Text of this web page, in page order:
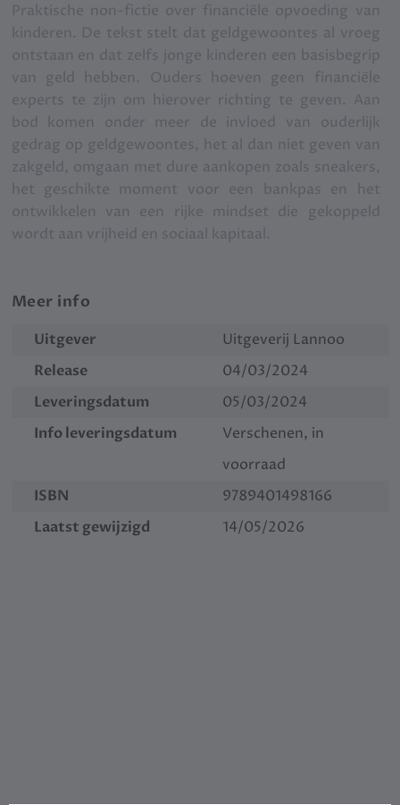
Praktische non-fictie over financiële opvoeding van
kinderen. De tekst stelt dat geldgewoontes al vroeg
ontstaan en dat zelfs jonge kinderen een basisbegrip
van geld hebben. Ouders hoeven geen financiële
experts te zijn om hierover richting te geven. Aan
bod komen onder meer de invloed van ouderlijk
gedrag op geldgewoontes, het al dan niet geven van
zakgeld, omgaan met dure aankopen zoals sneakers,
het geschikte moment voor een bankpas en het
ontwikkelen van een rijke mindset die gekoppeld
wordt aan vrijheid en sociaal kapitaal.
Meer info
Uitgever
Uitgeverij Lannoo
Release
04/03/2024
Leveringsdatum
05/03/2024
Info leveringsdatum
Verschenen, in
voorraad
ISBN
9789401498166
Laatst gewijzigd
14/05/2026